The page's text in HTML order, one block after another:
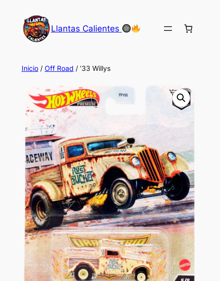
contenido
Llantas Calientes
Inicio/ Off Road / ’33 Willys